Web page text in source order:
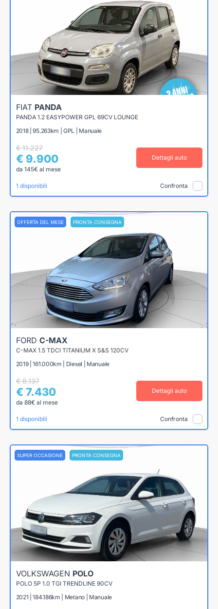
FIAT PANDA
PANDA 1.2 EASYPOWER GPL 69CV LOUNGE
2018 | 95.263km | GPL | Manuale
€ 11.227
€ 9.900
da 145€ al mese
Dettagli auto
1 disponibili Confronta
OFFERTA DEL MESE PRONTA CONSEGNA
FORD C-MAX
C-MAX 1.5 TDCI TITANIUM X S&S 120CV
2019 | 161.000km | Diesel | Manuale
€ 8.137
€ 7.430
da 88€ al mese
Dettagli auto
1 disponibili Confronta
SUPER OCCASIONE PRONTA CONSEGNA
VOLKSWAGEN POLO
POLO 5P 1.0 TGI TRENDLINE 90CV
2021 | 184.186km | Metano | Manuale